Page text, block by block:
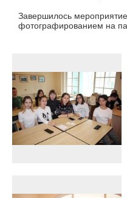
Завершилось
фотографированием на